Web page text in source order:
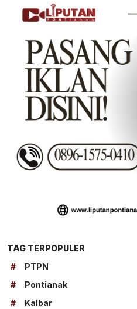
TAG TERPOPULER
#
PTPN
#
Pontianak
#
Kalbar